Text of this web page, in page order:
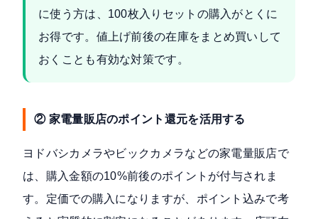
に使う方は、100枚入りセットの購入がとくに
お得です。値上げ前後の在庫をまとめ買いして
おくことも有効な対策です。
② 家電量販店のポイント還元を活用する
ヨドバシカメラやビックカメラなどの家電量販店で
は、購入金額の10%前後のポイントが付与されま
す。定価での購入になりますが、ポイント込みで考